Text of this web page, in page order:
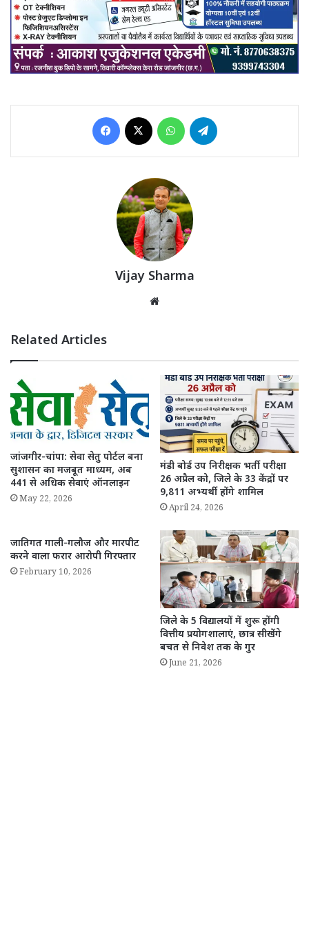
Facebook WhatsApp
Vijay Sharma
Related Articles
जांजगीर-चांपा: सेवा सेतु पोर्टल बना
सुशासन का मजबूत माध्यम, अब
441 से अधिक सेवाएं ऑनलाइन
May 22, 2026
मंडी बोर्ड उप निरीक्षक भर्ती परीक्षा
26 अप्रैल को, जिले के 33 केंद्रों पर
9,811 अभ्यर्थी होंगे शामिल
April 24, 2026
जातिगत गाली-गलौज और मारपीट
करने वाला फरार आरोपी गिरफ्तार
February 10, 2026
जिले के 5 विद्यालयों में शुरू होंगी
वित्तीय प्रयोगशालाएं, छात्र सीखेंगे
बचत से निवेश तक के गुर
June 21, 2026